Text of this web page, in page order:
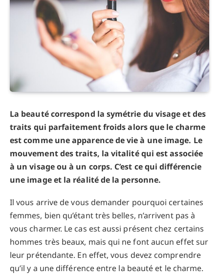
La beauté correspond la symétrie du visage et des
traits qui parfaitement froids alors que le charme
est comme une apparence de vie à une image. Le
mouvement des traits, la vitalité qui est associée
à un visage ou à un corps. C’est ce qui différencie
une image et la réalité de la personne.
Il vous arrive de vous demander pourquoi certaines
femmes, bien qu’étant très belles, n’arrivent pas à
vous charmer. Le cas est aussi présent chez certains
hommes très beaux, mais qui ne font aucun effet sur
leur prétendante. En effet, vous devez comprendre
qu’il y a une différence entre la beauté et le charme.